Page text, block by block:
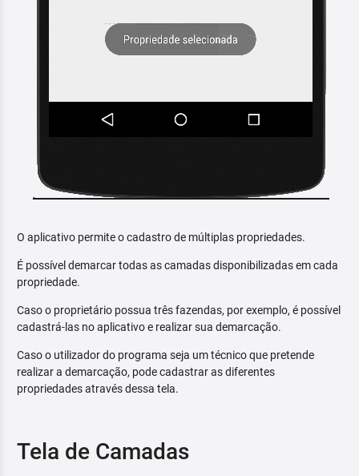
O aplicativo permite o cadastro de múltiplas propriedades.
É possível demarcar todas as camadas disponibilizadas em cada
propriedade.
Caso o proprietário possua três fazendas, por exemplo, é possível
cadastrá-las no aplicativo e realizar sua demarcação.
Caso o utilizador do programa seja um técnico que pretende
realizar a demarcação, pode cadastrar as diferentes
propriedades através dessa tela.
Tela de Camadas